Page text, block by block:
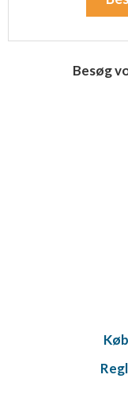
Besøg